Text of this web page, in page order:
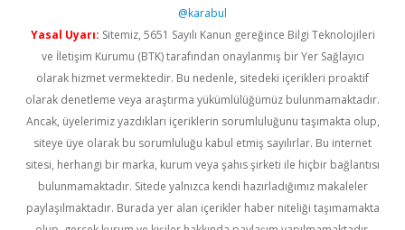
@karabul
Yasal Uyarı: Sitemiz, 5651 Sayılı Kanun gereğince Bilgi Teknolojileri
ve İletişim Kurumu (BTK) tarafından onaylanmış bir Yer Sağlayıcı
olarak hizmet vermektedir. Bu nedenle, sitedeki içerikleri proaktif
olarak denetleme veya araştırma yükümlülüğümüz bulunmamaktadır.
Ancak, üyelerimiz yazdıkları içeriklerin sorumluluğunu taşımakta olup,
siteye üye olarak bu sorumluluğu kabul etmiş sayılırlar. Bu internet
sitesi, herhangi bir marka, kurum veya şahıs şirketi ile hiçbir bağlantısı
bulunmamaktadır. Sitede yalnızca kendi hazırladığımız makaleler
paylaşılmaktadır. Burada yer alan içerikler haber niteliği taşımamakta